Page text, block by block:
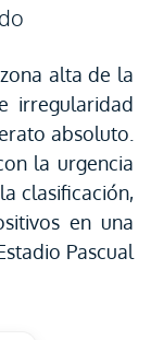
alta de la
irregularidad
absoluto.
la urgencia
clasificación,
en una
Pascual